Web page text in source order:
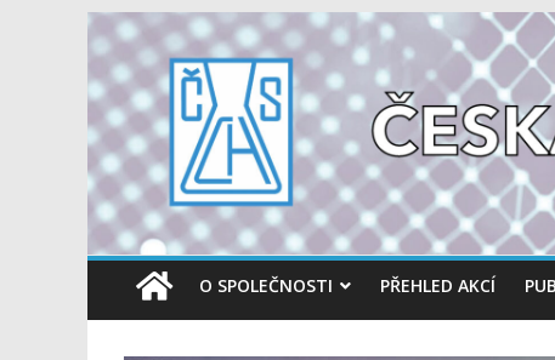
O SPOLEČNOSTI PŘEHLED AKCÍ